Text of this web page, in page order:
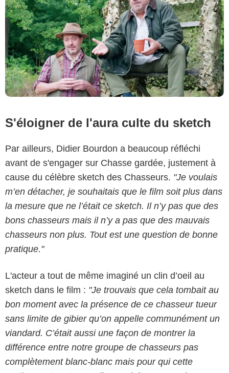
S'éloigner de l'aura culte du sketch
Par ailleurs, Didier Bourdon a beaucoup réfléchi
avant de s'engager sur Chasse gardée, justement à
cause du célèbre sketch des Chasseurs. "Je voulais
m’en détacher, je souhaitais que le film soit plus dans
la mesure que ne l’était ce sketch. Il n’y pas que des
bons chasseurs mais il n’y a pas que des mauvais
chasseurs non plus. Tout est une question de bonne
pratique."
L'acteur a tout de même imaginé un clin d’oeil au
sketch dans le film : "Je trouvais que cela tombait au
bon moment avec la présence de ce chasseur tueur
sans limite de gibier qu’on appelle communément un
viandard. C’était aussi une façon de montrer la
différence entre notre groupe de chasseurs pas
complètement blanc-blanc mais pour qui cette